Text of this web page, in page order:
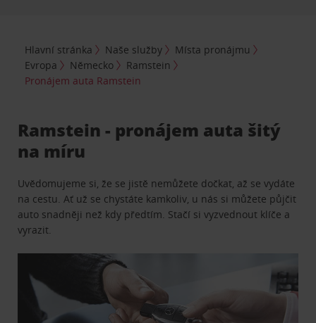
Hlavní stránka Naše služby
Místa pronájmu
Evropa
Německo
Ramstein
Pronájem auta Ramstein
Ramstein - pronájem auta šitý
na míru
Uvědomujeme si, že se jistě nemůžete dočkat, až se vydáte
na cestu. Ať už se chystáte kamkoliv, u nás si můžete půjčit
auto snadněji než kdy předtím. Stačí si vyzvednout klíče a
vyrazit.